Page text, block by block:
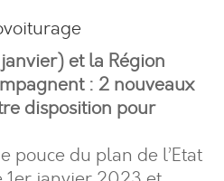
et la Région
: 2 nouveaux
disposition pour
pouce du plan de l’Etat